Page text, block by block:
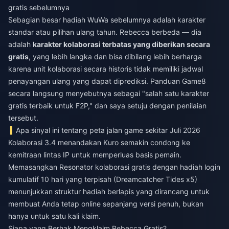
gratis sebelumnya
Sebagian besar hadiah WuWa sebelumnya adalah karakter
standar atau pilihan ulang tahun. Rebecca berbeda — dia
adalah karakter kolaborasi terbatas yang diberikan secara
gratis, yang lebih langka dan bisa dibilang lebih berharga
karena unit kolaborasi secara historis tidak memiliki jadwal
penayangan ulang yang dapat diprediksi. Panduan Game8
secara langsung menyebutnya sebagai "salah satu karakter
gratis terbaik untuk F2P," dan saya setuju dengan penilaian
tersebut.
Apa sinyal ini tentang peta jalan game sekitar Juli 2026
Kolaborasi 3.4 menandakan Kuro semakin condong ke
kemitraan lintas IP untuk memperluas basis pemain.
Memasangkan Resonator kolaborasi gratis dengan hadiah login
kumulatif 10 hari yang terpisah (Dreamcatcher Tides x5)
menunjukkan struktur hadiah berlapis yang dirancang untuk
membuat Anda tetap online sepanjang versi penuh, bukan
hanya untuk satu kali klaim.